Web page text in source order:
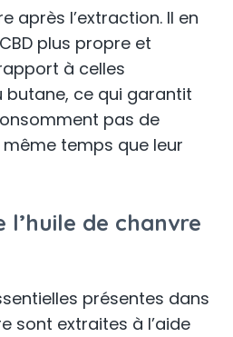
après l’extraction. Il en
plus propre et
à celles
butane, ce qui garantit
pas de
temps que leur
l’huile de chanvre
présentes dans
sont extraites à l’aide